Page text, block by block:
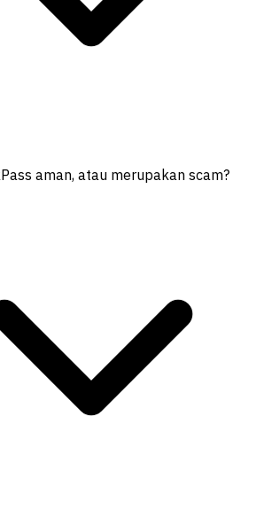
aman, atau merupakan scam?